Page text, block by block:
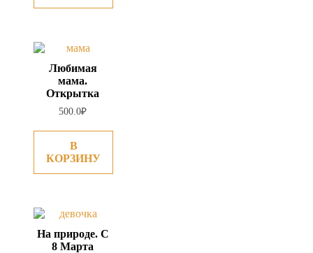
Любимая
мама.
Открытка
500.0₽
В
КОРЗИНУ
На природе. С
8 Марта